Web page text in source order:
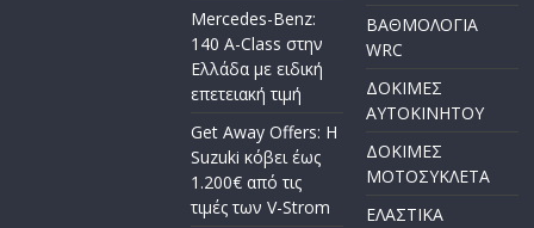
Mercedes-Benz:
140 A-Class στην
Ελλάδα με ειδική
επετειακή τιμή
Get Away Offers: Η
Suzuki κόβει έως
1.200€ από τις
τιμές των V-Strom
ΒΑΘΜΟΛΟΓΙΑ
WRC
ΔΟΚΙΜΕΣ
ΑΥΤΟΚΙΝΗΤΟΥ
ΔΟΚΙΜΕΣ
ΜΟΤΟΣΥΚΛΕΤΑ
ΕΛΑΣΤΙΚΑ